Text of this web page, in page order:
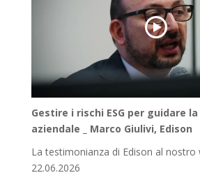
Gestire i rischi ESG per guidare
aziendale _ Marco Giulivi, Edison
La testimonianza di Edison al nostro
22.06.2026